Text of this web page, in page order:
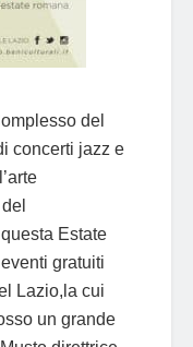
del
concerti jazz e
del
Estate
gratuiti
Lazio,la cui
un grande